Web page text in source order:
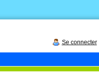
Se connecter|